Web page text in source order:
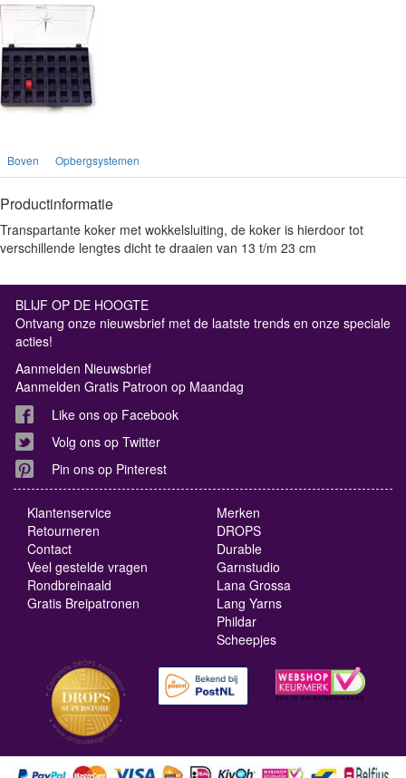
Boven Opbergsystemen
Productinformatie
Transpartante koker met wokkelsluiting, de koker is hierdoor tot
verschillende lengtes dicht te draaien van 13 t/m 23 cm
BLIJF OP DE HOOGTE
Ontvang onze nieuwsbrief met de laatste trends en onze speciale
acties!
Aanmelden Nieuwsbrief
Aanmelden Gratis Patroon op Maandag
Like ons op Facebook
Volg ons op Twitter
Pin ons op Pinterest
Klantenservice
Retourneren
Contact
Veel gestelde vragen
Rondbreinaald
Gratis Breipatronen
Merken
DROPS
Durable
Garnstudio
Lana Grossa
Lang Yarns
Phildar
Scheepjes